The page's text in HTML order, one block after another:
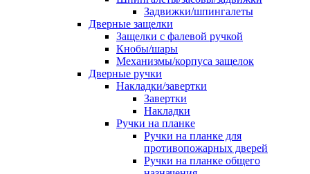
Задвижки/шпингалеты
Дверные защелки
Защелки с фалевой ручкой
Кнобы/шары
Механизмы/корпуса защелок
Дверные ручки
Накладки/завертки
Завертки
Накладки
Ручки на планке
Ручки на планке для
противопожарных дверей
Ручки на планке общего